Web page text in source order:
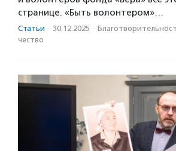
странице. «Быть волонтером»…
Статьи · 30.12.2025 ·
чест­во